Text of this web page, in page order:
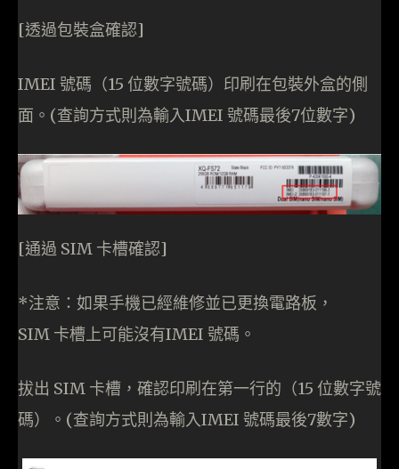
[透過包裝盒確認]
IMEI 號碼（15 位數字號碼）印刷在包裝外盒的側
面。(查詢方式則為輸入IMEI 號碼最後7位數字)
[通過 SIM 卡槽確認]
*注意：如果手機已經維修並已更換電路板，
SIM 卡槽上可能沒有IMEI 號碼。
拔出 SIM 卡槽，確認印刷在第一行的（15 位數字號
碼）。(查詢方式則為輸入IMEI 號碼最後7數字)